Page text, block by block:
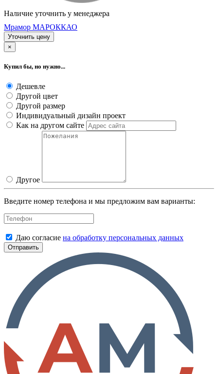
Наличие уточнить у менеджера
Мрамор МАРОККАО
Уточнить цену
×
Купил бы, но нужно...
Дешевле
Другой цвет
Другой размер
Индивидуальный дизайн проект
Как на другом сайте
Другое
Введите номер телефона и мы предложим вам варианты:
Даю согласие на обработку персональных данных
Отправить